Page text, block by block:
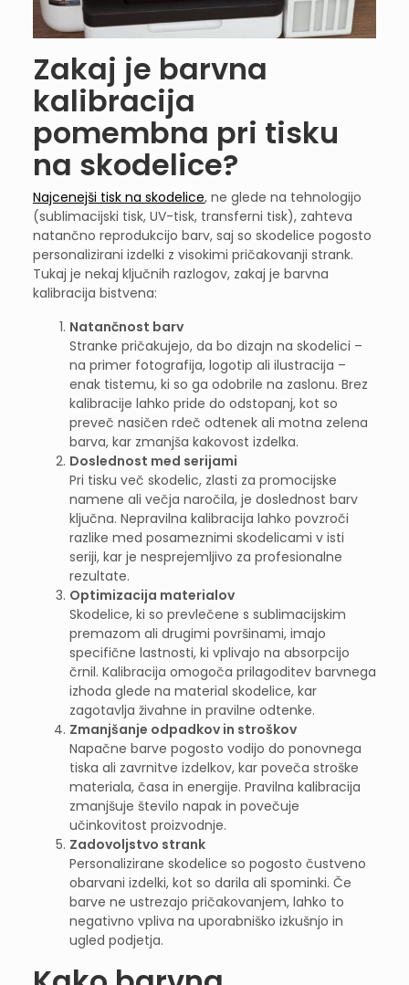
Zakaj je barvna
kalibracija
pomembna pri tisku
na skodelice?
Najcenejši tisk na skodelice, ne glede na tehnologijo
(sublimacijski tisk, UV-tisk, transferni tisk), zahteva
natančno reprodukcijo barv, saj so skodelice pogosto
personalizirani izdelki z visokimi pričakovanji strank.
Tukaj je nekaj ključnih razlogov, zakaj je barvna
kalibracija bistvena:
Natančnost barv
Stranke pričakujejo, da bo dizajn na skodelici –
na primer fotografija, logotip ali ilustracija –
enak tistemu, ki so ga odobrile na zaslonu. Brez
kalibracije lahko pride do odstopanj, kot so
preveč nasičen rdeč odtenek ali motna zelena
barva, kar zmanjša kakovost izdelka.
Doslednost med serijami
Pri tisku več skodelic, zlasti za promocijske
namene ali večja naročila, je doslednost barv
ključna. Nepravilna kalibracija lahko povzroči
razlike med posameznimi skodelicami v isti
seriji, kar je nesprejemljivo za profesionalne
rezultate.
Optimizacija materialov
Skodelice, ki so prevlečene s sublimacijskim
premazom ali drugimi površinami, imajo
specifične lastnosti, ki vplivajo na absorpcijo
črnil. Kalibracija omogoča prilagoditev barvnega
izhoda glede na material skodelice, kar
zagotavlja živahne in pravilne odtenke.
Zmanjšanje odpadkov in stroškov
Napačne barve pogosto vodijo do ponovnega
tiska ali zavrnitve izdelkov, kar poveča stroške
materiala, časa in energije. Pravilna kalibracija
zmanjšuje število napak in povečuje
učinkovitost proizvodnje.
Zadovoljstvo strank
Personalizirane skodelice so pogosto čustveno
obarvani izdelki, kot so darila ali spominki. Če
barve ne ustrezajo pričakovanjem, lahko to
negativno vpliva na uporabniško izkušnjo in
ugled podjetja.